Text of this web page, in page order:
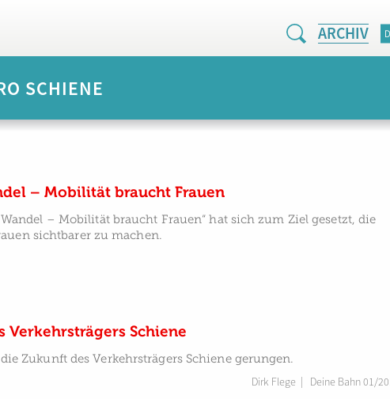
ARCHIV
SCHIENE
– Mobilität braucht Frauen
– Mobilität braucht Frauen“ hat sich zum Ziel gesetzt, die
sichtbarer zu machen.
Verkehrsträgers Schiene
Zukunft des Verkehrsträgers Schiene gerungen.
Dirk Flege Deine Bahn 01/